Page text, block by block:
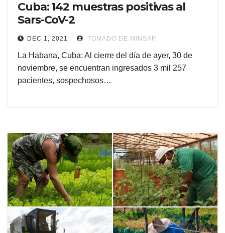
Cuba: 142 muestras positivas al
Sars-CoV-2
DEC 1, 2021 TOMADO DE MINSAP.
La Habana, Cuba: Al cierre del día de ayer, 30 de
noviembre, se encuentran ingresados 3 mil 257
pacientes, sospechosos…